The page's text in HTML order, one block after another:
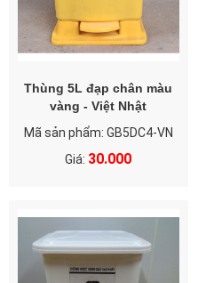
Thùng 5L đạp chân màu
vàng - Việt Nhật
Mã sản phẩm: GB5DC4-VN
Giá: 30.000